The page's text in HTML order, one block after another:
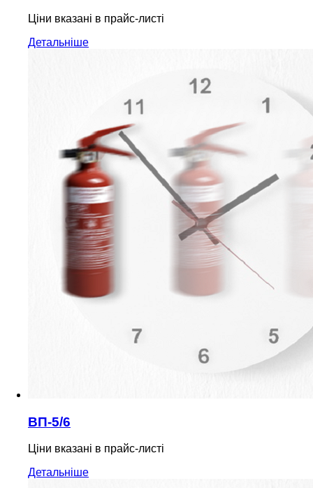
Ціни вказані в прайс-листі
Детальніше
ВП-5/6
Ціни вказані в прайс-листі
Детальніше